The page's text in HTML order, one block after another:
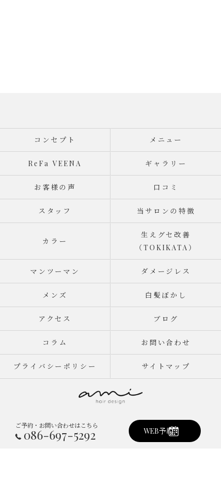
ご予約・お問い合わせはこちら
086-697-5292 WEB予約
コンセプト メニュー
ReFa VEENA ギャラリー
お客様の声 口コミ
スタッフ 当サロンの特徴
カラー
生えグセ改善
（TOKIKATA）
マンツーマン ダメージレス
メンズ 白髪ぼかし
アクセス ブログ
コラム お問い合わせ
プライバシーポリシー サイトマップ
© 2026 岡山県倉敷市真備町の美容室ならami hair design ALL RIGHTS
RESERVED.